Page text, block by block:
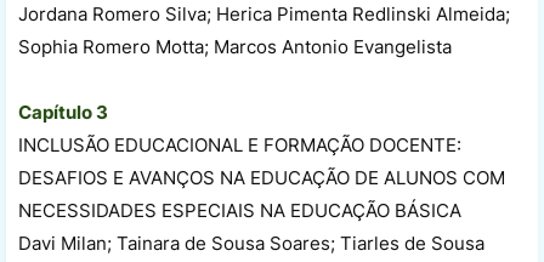
Jordana Romero Silva; Herica Pimenta Redlinski Almeida;
Sophia Romero Motta; Marcos Antonio Evangelista
Capítulo 3
INCLUSÃO EDUCACIONAL E FORMAÇÃO DOCENTE:
DESAFIOS E AVANÇOS NA EDUCAÇÃO DE ALUNOS COM
NECESSIDADES ESPECIAIS NA EDUCAÇÃO BÁSICA
Davi Milan; Tainara de Sousa Soares; Tiarles de Sousa